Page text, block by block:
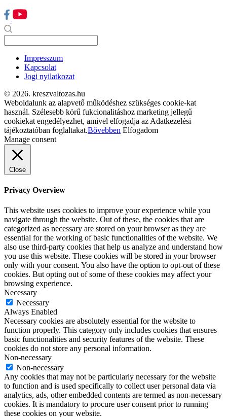
Impresszum
Kapcsolat
Jogi nyilatkozat
© 2026. kreszvaltozas.hu
Weboldalunk az alapvető működéshez szükséges cookie-kat
használ. Szélesebb körű fukcionalitáshoz marketing jellegű
cookiekat engedélyezhet, amivel elfogadja az Adatkezelési
tájékoztatóban foglaltakat.Bővebben Elfogadom
Manage consent
Close
Privacy Overview
This website uses cookies to improve your experience while you
navigate through the website. Out of these, the cookies that are
categorized as necessary are stored on your browser as they are
essential for the working of basic functionalities of the website. We
also use third-party cookies that help us analyze and understand how
you use this website. These cookies will be stored in your browser
only with your consent. You also have the option to opt-out of these
cookies. But opting out of some of these cookies may affect your
browsing experience.
Necessary
Necessary
Always Enabled
Necessary cookies are absolutely essential for the website to
function properly. This category only includes cookies that ensures
basic functionalities and security features of the website. These
cookies do not store any personal information.
Non-necessary
Non-necessary
Any cookies that may not be particularly necessary for the website
to function and is used specifically to collect user personal data via
analytics, ads, other embedded contents are termed as non-necessary
cookies. It is mandatory to procure user consent prior to running
these cookies on your website.